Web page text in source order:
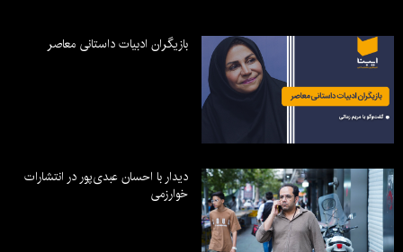
بازیگران ادبیات داستانی معاصر
دیدار با احسان عبدی‌پور در انتشارات
خوارزمی